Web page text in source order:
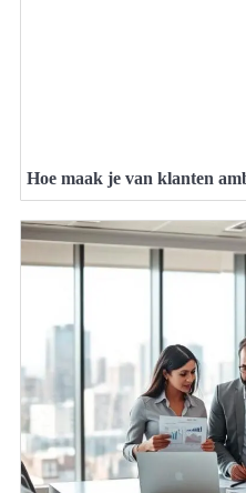
Hoe maak je van klanten